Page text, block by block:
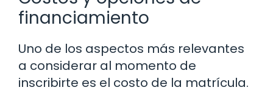
financiamiento
Uno de los aspectos más relevantes
a considerar al momento de
inscribirte es el costo de la matrícula.